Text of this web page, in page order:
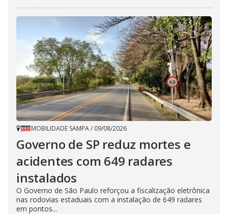
MOBILIDADE SAMPA/ 09/08/2026
Governo de SP reduz mortes e
acidentes com 649 radares
instalados
O Governo de São Paulo reforçou a fiscalização eletrônica
nas rodovias estaduais com a instalação de 649 radares
em pontos...